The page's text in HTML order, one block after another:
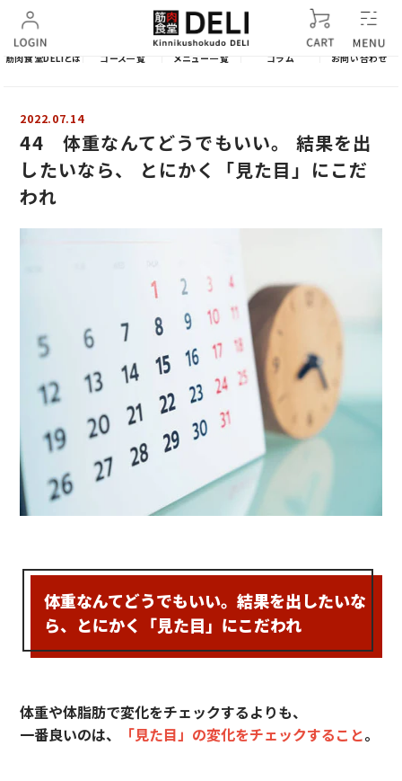
筋肉食堂DELIとは コース一覧 メニュー一覧 コラム お問い合わせ
2022.07.14
44 体重なんてどうでもいい。 結果を出
したいなら、 とにかく「見た目」にこだ
われ
体重なんてどうでもいい。結果を出したいな
ら、 とにかく「見た目」にこだわれ
体重や体脂肪で変化をチェックするよりも、
一番良いのは、
「見た目」の変化をチェックすること。